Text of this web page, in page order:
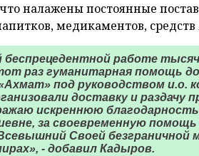
налажены постоянные
медикаментов,
беспрецедентной работе
раз гуманитарная помощь
под руководством и.о.
доставку и раздачу
искреннюю
за своевременную
Своей
- добавил Кадыров.